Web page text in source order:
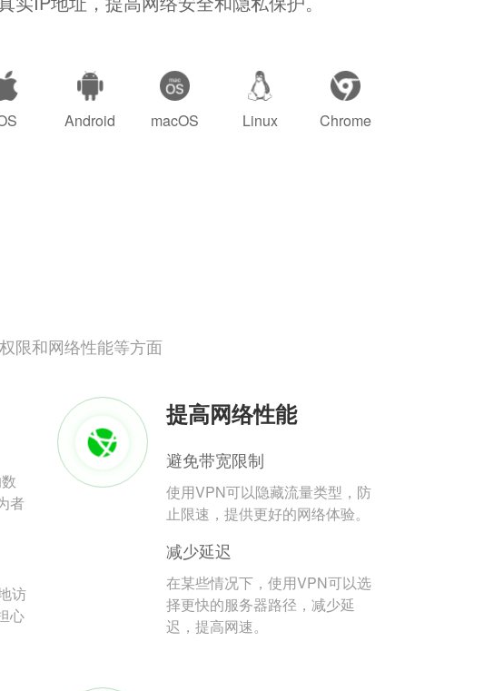
Android macOS Linux Chrome
限和网络性能等方面
者
访
心
提高网络性能
避免带宽限制
使用VPN可以隐藏流量类型，防
止限速，提供更好的网络体验。
减少延迟
在某些情况下，使用VPN可以选
择更快的服务器路径，减少延
迟，提高网速。